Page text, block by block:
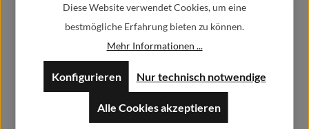
Alfa GmbH / Alfashirt
Weisweilerstr.20-22
Diese Website verwendet Cookies, um eine
bestmögliche Erfahrung bieten zu können.
Mehr Informationen ...
Nur technisch notwendige
Konfigurieren
Alle Cookies akzeptieren